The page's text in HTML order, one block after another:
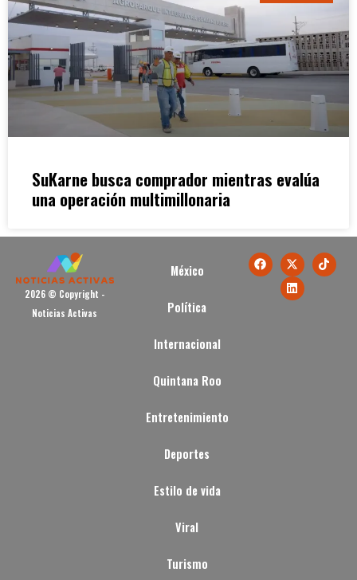
SuKarne busca comprador mientras evalúa
una operación multimillonaria
2026 © Copyright -
Noticias Activas
México
Política
Internacional
Quintana Roo
Entretenimiento
Deportes
Estilo de vida
Viral
Turismo